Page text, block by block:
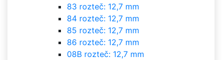
83 rozteč: 12,7 mm
84 rozteč: 12,7 mm
85 rozteč: 12,7 mm
86 rozteč: 12,7 mm
08B rozteč: 12,7 mm